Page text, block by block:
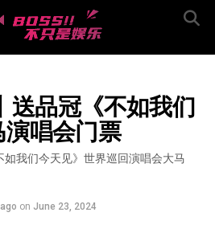
送品冠《不如我们
唱会门票
我们今天见》世界巡回演唱会大马
on June 23, 2024